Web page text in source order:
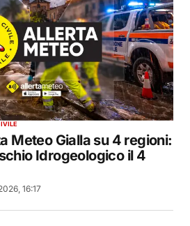
Meteo Gialla su 4 regioni:
Idrogeologico il 4
16:17